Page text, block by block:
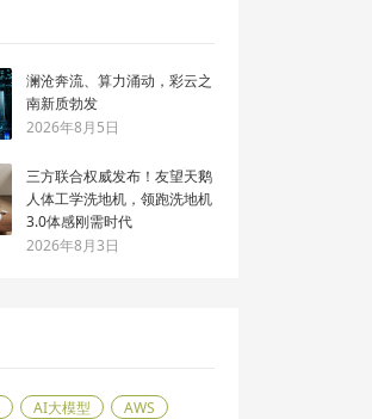
澜沧奔流、算力涌动，彩云之
南新质勃发
2026年8月5日
三方联合权威发布！友望天鹅
人体工学洗地机，领跑洗地机
3.0体感刚需时代
2026年8月3日
AI大模型
AWS